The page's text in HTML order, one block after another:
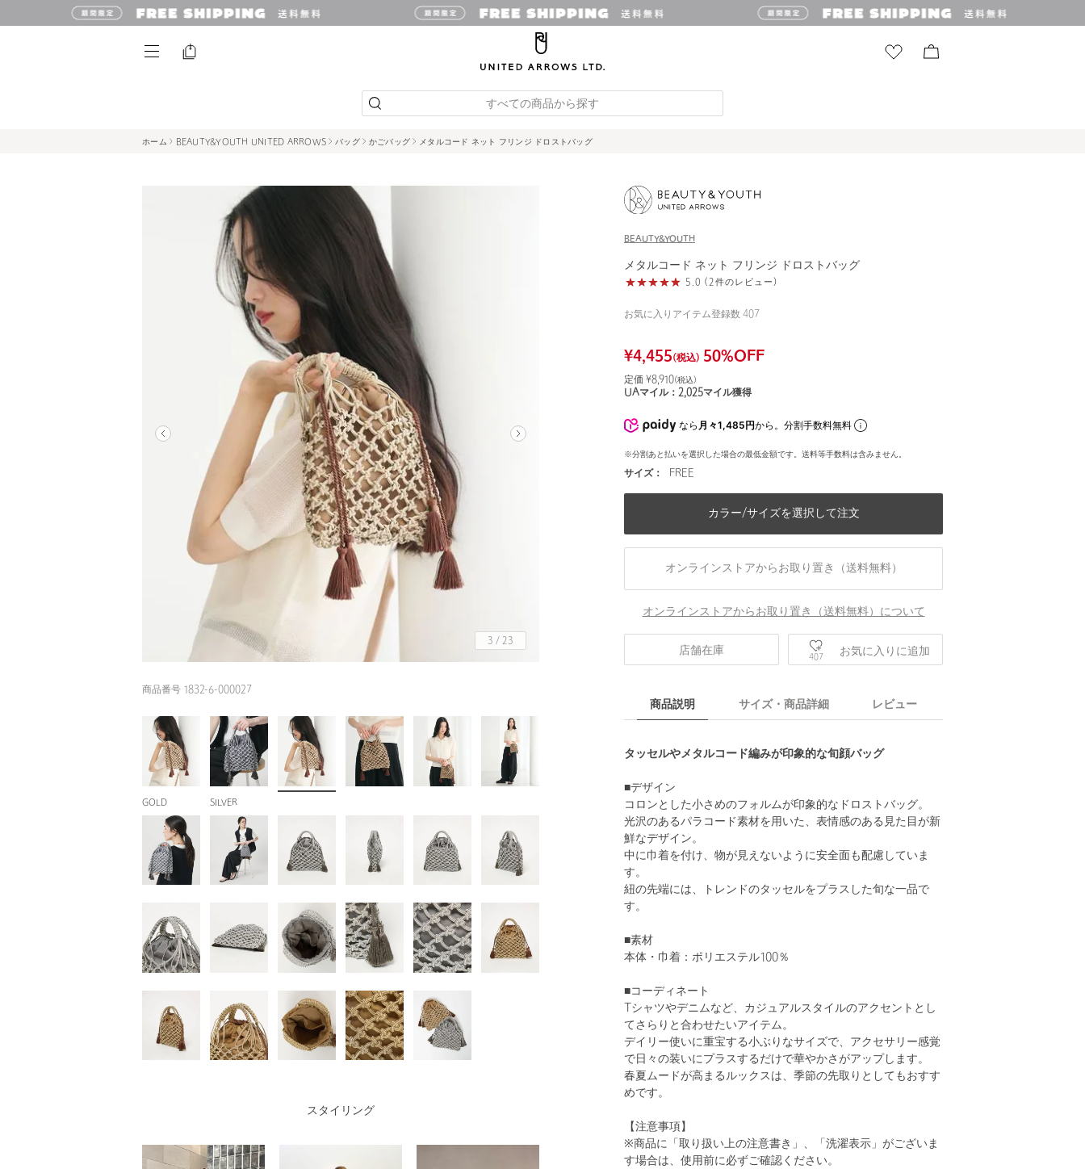
すべての商品から探す
ホーム BEAUTY&YOUTH UNITED ARROWS バッグ かごバッグ メタルコード ネット フリンジ ドロストバッグ
3 / 23
商品番号 1832-6-000027
GOLD SILVER
BEAUTY&YOUTH
メタルコード ネット フリンジ ドロストバッグ
5.0 (2件のレビュー)
お気に入りアイテム登録数 407
¥4,455(税込) 50%OFF
定価 ¥8,910(税込)
UAマイル： 2,025マイル獲得
なら 月々1,485円から。分割手数料無料
※分割あと払いを選択した場合の最低金額です。送料等手数料は含みません。
サイズ： FREE
カラー/サイズを選択して注文
オンラインストアからお取り置き（送料無料）
オンラインストアからお取り置き（送料無料）について
店舗在庫
407 お気に入りに追加
商品説明 サイズ・商品詳細 レビュー
タッセルやメタルコード編みが印象的な旬顔バッグ
■デザイン
コロンとした小さめのフォルムが印象的なドロストバッグ。
光沢のあるパラコード素材を用いた、表情感のある見た目が新
鮮なデザイン。
中に巾着を付け、物が見えないように安全面も配慮していま
す。
紐の先端には、トレンドのタッセルをプラスした旬な一品で
す。
■素材
本体・巾着：ポリエステル100％
■コーディネート
Tシャツやデニムなど、カジュアルスタイルのアクセントとし
てさらりと合わせたいアイテム。
デイリー使いに重宝する小ぶりなサイズで、アクセサリー感覚
で日々の装いにプラスするだけで華やかさがアップします。
春夏ムードが高まるルックスは、季節の先取りとしてもおすす
めです。
【注意事項】
※商品に「取り扱い上の注意書き」、「洗濯表示」がございま
す場合は、使用前に必ずご確認ください。
スタイリング